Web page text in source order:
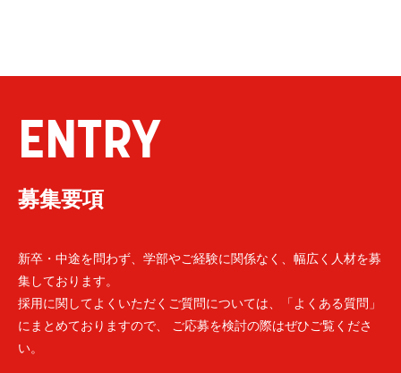
ENTRY
募集要項
新卒・中途を問わず、学部やご経験に関係なく、幅広く人材を募
集しております。
採用に関してよくいただくご質問については、「よくある質問」
にまとめておりますので、 ご応募を検討の際はぜひご覧くださ
い。